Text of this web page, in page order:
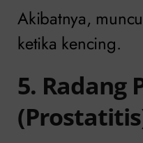
Akibatnya,
ketika kencing.
5. Radang